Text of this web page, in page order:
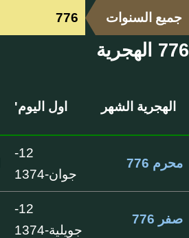
جميع السنوات 776
776 الهجرية
الهجرية الشهر اول اليوم'
محرم 776
12-
جوان-1374
صفر 776
12-
جويلية-1374